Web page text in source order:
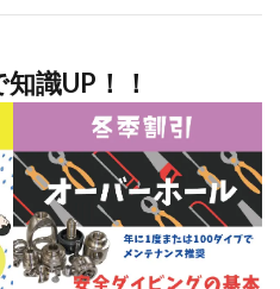
識UP！！